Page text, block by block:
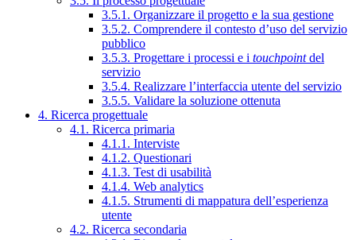
3.5.1. Organizzare il progetto e la sua gestione
3.5.2. Comprendere il contesto d’uso del servizio
pubblico
3.5.3. Progettare i processi e i touchpointdel
servizio
3.5.4. Realizzare l’interfaccia utente del servizio
3.5.5. Validare la soluzione ottenuta
4. Ricerca progettuale
4.1. Ricerca primaria
4.1.1. Interviste
4.1.2. Questionari
4.1.3. Test di usabilità
4.1.4. Web analytics
4.1.5. Strumenti di mappatura dell’esperienza
utente
4.2. Ricerca secondaria